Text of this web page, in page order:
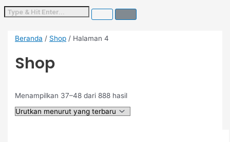
Beranda / Shop / Halaman 4
Shop
Menampilkan 37–48 dari 888 hasil